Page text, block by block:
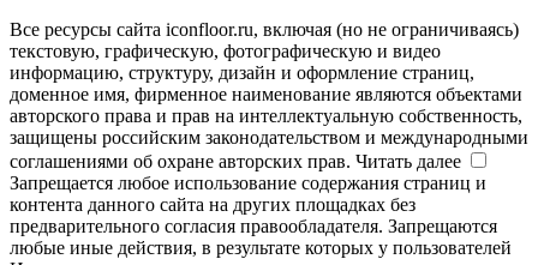
Все ресурсы сайта iconfloor.ru, включая (но не ограничиваясь)
текстовую, графическую, фотографическую и видео
информацию, структуру, дизайн и оформление страниц,
доменное имя, фирменное наименование являются объектами
авторского права и прав на интеллектуальную собственность,
защищены российским законодательством и международными
соглашениями об охране авторских прав. Читать далее
Запрещается любое использование содержания страниц и
контента данного сайта на других площадках без
предварительного согласия правообладателя. Запрещаются
любые иные действия, в результате которых у пользователей